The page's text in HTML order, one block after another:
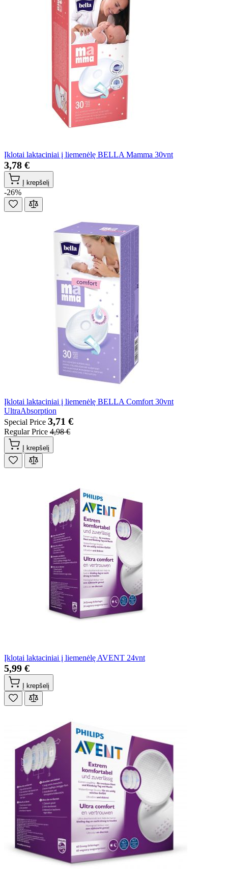
Įklotai laktaciniai į liemenėlę BELLA Mamma 30vnt
3,78 €
Į krepšelį
-26%
Įklotai laktaciniai į liemenėlę BELLA Comfort 30vnt
UltraAbsorption
Special Price 3,71 €
Regular Price 4,98 €
Į krepšelį
Įklotai laktaciniai į liemenėlę AVENT 24vnt
5,99 €
Į krepšelį